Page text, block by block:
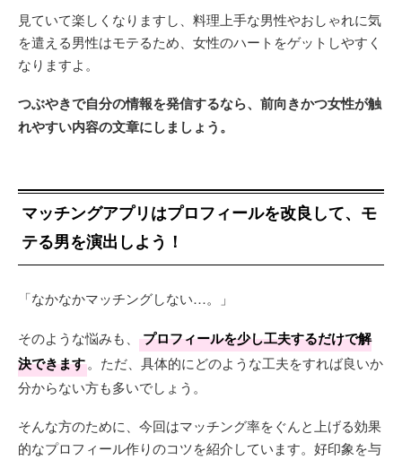
見ていて楽しくなりますし、料理上手な男性やおしゃれに気
を遣える男性はモテるため、女性のハートをゲットしやすく
なりますよ。
つぶやきで自分の情報を発信するなら、前向きかつ女性が触
れやすい内容の文章にしましょう。
マッチングアプリはプロフィールを改良して、モ
テる男を演出しよう！
「なかなかマッチングしない…。」
そのような悩みも、
プロフィールを少し工夫するだけで解
決できます。ただ、具体的にどのような工夫をすれば良いか
分からない方も多いでしょう。
そんな方のために、今回はマッチング率をぐんと上げる効果
的なプロフィール作りのコツを紹介しています。好印象を与